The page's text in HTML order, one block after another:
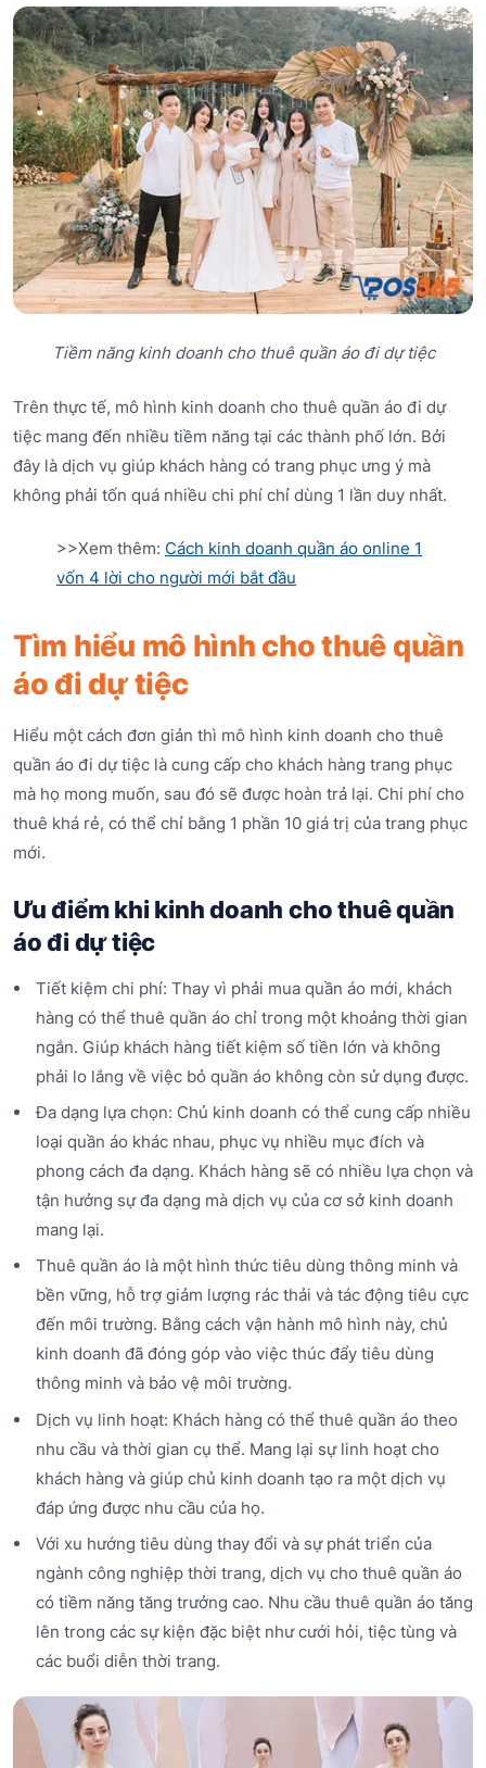
Tiềm năng kinh doanh cho thuê quần áo đi dự tiệc
Trên thực tế, mô hình kinh doanh cho thuê quần áo đi dự
tiệc mang đến nhiều tiềm năng tại các thành phố lớn. Bởi
đây là dịch vụ giúp khách hàng có trang phục ưng ý mà
không phải tốn quá nhiều chi phí chỉ dùng 1 lần duy nhất.
>>Xem thêm: Cách kinh doanh quần áo online 1
vốn 4 lời cho người mới bắt đầu
Tìm hiểu mô hình cho thuê quần
áo đi dự tiệc
Hiểu một cách đơn giản thì mô hình kinh doanh cho thuê
quần áo đi dự tiệc là cung cấp cho khách hàng trang phục
mà họ mong muốn, sau đó sẽ được hoàn trả lại. Chi phí cho
thuê khá rẻ, có thể chỉ bằng 1 phần 10 giá trị của trang phục
mới.
Ưu điểm khi kinh doanh cho thuê quần
áo đi dự tiệc
Tiết kiệm chi phí: Thay vì phải mua quần áo mới, khách
hàng có thể thuê quần áo chỉ trong một khoảng thời gian
ngắn. Giúp khách hàng tiết kiệm số tiền lớn và không
phải lo lắng về việc bỏ quần áo không còn sử dụng được.
Đa dạng lựa chọn: Chủ kinh doanh có thể cung cấp nhiều
loại quần áo khác nhau, phục vụ nhiều mục đích và
phong cách đa dạng. Khách hàng sẽ có nhiều lựa chọn và
tận hưởng sự đa dạng mà dịch vụ của cơ sở kinh doanh
mang lại.
Thuê quần áo là một hình thức tiêu dùng thông minh và
bền vững, hỗ trợ giảm lượng rác thải và tác động tiêu cực
đến môi trường. Bằng cách vận hành mô hình này, chủ
kinh doanh đã đóng góp vào việc thúc đẩy tiêu dùng
thông minh và bảo vệ môi trường.
Dịch vụ linh hoạt: Khách hàng có thể thuê quần áo theo
nhu cầu và thời gian cụ thể. Mang lại sự linh hoạt cho
khách hàng và giúp chủ kinh doanh tạo ra một dịch vụ
đáp ứng được nhu cầu của họ.
Với xu hướng tiêu dùng thay đổi và sự phát triển của
ngành công nghiệp thời trang, dịch vụ cho thuê quần áo
có tiềm năng tăng trưởng cao. Nhu cầu thuê quần áo tăng
lên trong các sự kiện đặc biệt như cưới hỏi, tiệc tùng và
các buổi diễn thời trang.